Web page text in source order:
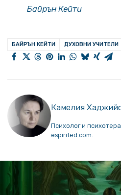
Байрън Кейти
БАЙРЪН КЕЙТИ ДУХОВНИ УЧИТЕЛИ
Камелия
Психолог и
espirited.com.